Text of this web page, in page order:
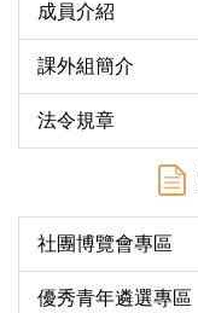
成員介紹
課外組簡介
法令規章
社團博覽會專區
優秀青年遴選專區